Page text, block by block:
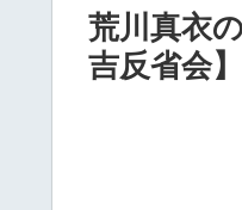
荒川真衣
吉反省会】